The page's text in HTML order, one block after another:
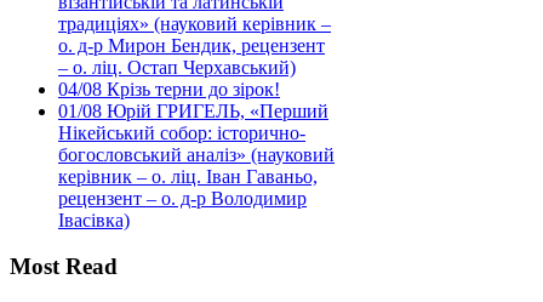
традиціях» (науковий керівник –
о. д-р Мирон Бендик, рецензент
– о. ліц. Остап Черхавський)
04/08 Крізь терни до зірок!
01/08 Юрій ГРИГЕЛЬ, «Перший
Нікейський собор: історично-
богословський аналіз» (науковий
керівник – о. ліц. Іван Гаваньо,
рецензент – о. д-р Володимир
Івасівка)
Most Read